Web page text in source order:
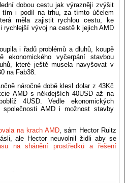
dobou cestu jak výrazněji zvýšit
tím i podíl na trhu, za tímto účelem
měla zajistit rychlou cestu, ke
rychlejší vývoj na cestě k jejich AMD
i řadů problémů a dluhů, koupě
vyčerpání stavbou
které ještě musela navyšovat v
na Fab38.
náročné době klesl dolar z 43Kč
AMD s někdejších 40USD až na
4USD. Vedle ekonomických
AMD i možnost stavby
na krach AMD, sám Hector Ruitz
ale Hector neuvolnil židli aby se
na shánění prostředků a řešení
.